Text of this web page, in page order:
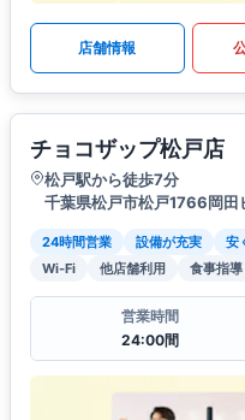
店舗情報
チョコザップ松戸店
松戸駅から徒歩7分
千葉県松戸市松戸1766岡田
24時間営業 設備が充実 安
Wi-Fi
他店舗利用 食事指導
営業時間
24:00間